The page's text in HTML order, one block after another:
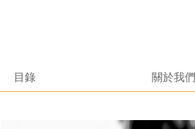
目錄 關於我們